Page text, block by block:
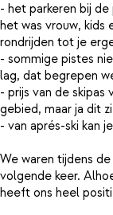
- het parkeren bij
het was vrouw, kids
rondrijden tot je
- sommige pistes
lag, dat begrepen
- prijs van de
gebied, maar ja dit
- van aprés-ski kan
We waren tijdens
volgende keer.